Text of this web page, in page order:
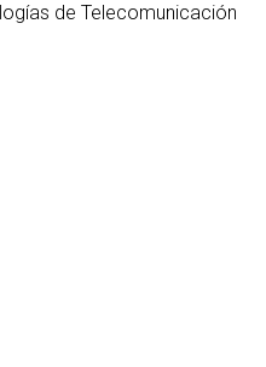
de Telecomunicación